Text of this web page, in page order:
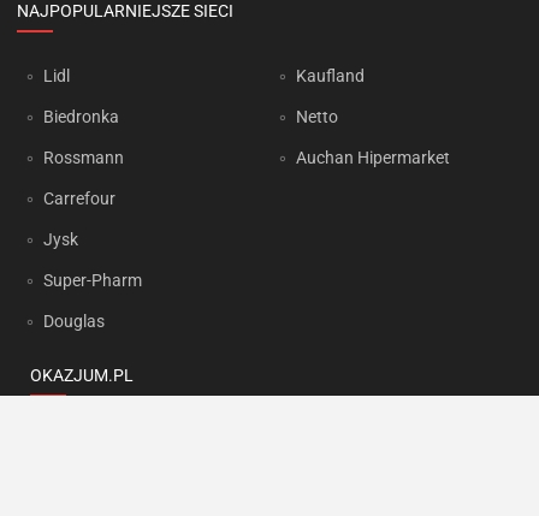
NAJPOPULARNIEJSZE SIECI
Lidl
Biedronka
Rossmann
Carrefour
Jysk
Super-Pharm
Douglas
Kaufland
Netto
Auchan Hipermarket
OKAZJUM.PL